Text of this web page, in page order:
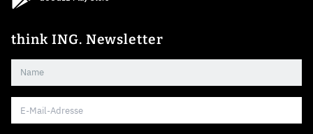
think ING. Newsletter